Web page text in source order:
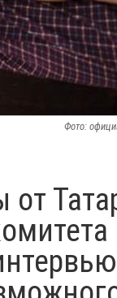
Фото:
от